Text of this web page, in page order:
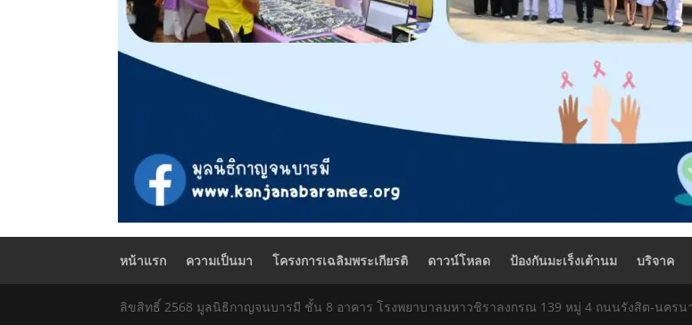
หน้าแรก ความเป็นมา โครงการเฉลิมพระเกียรติ ดาวน์โหลด ป้องกันมะเร็งเต้านม บริจาค
ลิขสิทธิ์ 2568 มูลนิธิกาญจนบารมี ชั้น 8 อาคาร โรงพยาบาลมหาวชิราลงกรณ 139 หมู่ 4 ถนนรังสิต-นคร